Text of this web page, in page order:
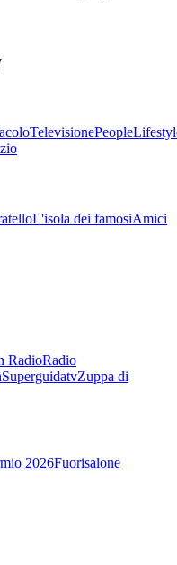
TelevisionePeople
L'isola dei famosiAmici
RadioRadio
SuperguidatvZuppa di
2026Fuorisalone